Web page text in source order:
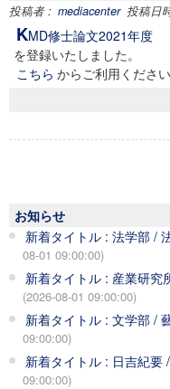
21世紀COEプログ
慶應義塾大学グロ
慶應義塾大学グロ
博士課程教育リー
投稿者 : mediacenter 投稿日
KMD修士論文2021年度
を登録いたしました。
こちら からご利用ください
お知らせ
新着タイトル : 法学部 /
08-01 09:00:00)
新着タイトル : 産業研
(2026-08-01 09:00:00)
新着タイトル : 文学部 /
09:00:00)
新着タイトル : 日吉紀要
09:00:00)